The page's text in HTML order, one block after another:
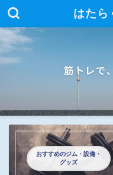
はたら
おすすめのジム・設備・
グッズ